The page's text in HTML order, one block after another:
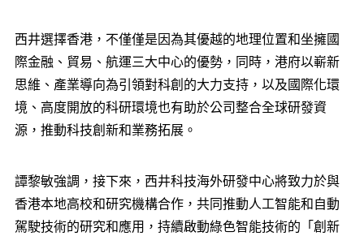
西井選擇香港，不僅僅是因為其優越的地理位置和坐擁國
際金融、貿易、航運三大中心的優勢，同時，港府以嶄新
思維、產業導向為引領對科創的大力支持，以及國際化環
境、高度開放的科研環境也有助於公司整合全球研發資
源，推動科技創新和業務拓展。
譚黎敏強調，接下來，西井科技海外研發中心將致力於與
香港本地高校和研究機構合作，共同推動人工智能和自動
駕駛技術的研究和應用，持續啟動綠色智能技術的「創新